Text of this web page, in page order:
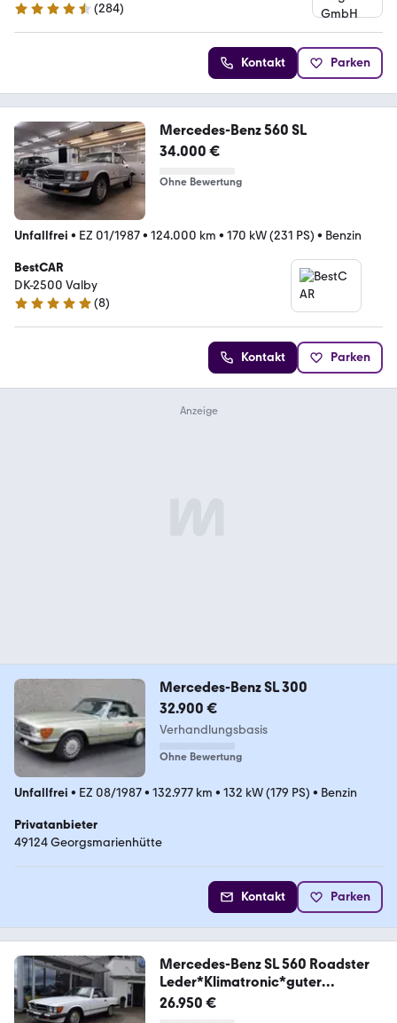
4.3 Sterne
(284)
Kontakt Parken
Mercedes-Benz 560 SL
34.000 €
Ohne Bewertung
Unfallfrei • EZ 01/1987• 124.000 km • 170 kW (231 PS) • Benzin
BestCAR
DK-2500 Valby
5 Sterne
(8)
Kontakt Parken
Mercedes-Benz SL 300
32.900 €
Verhandlungsbasis
Ohne Bewertung
Unfallfrei • EZ 08/1987• 132.977 km • 132 kW (179 PS) • Benzin
Privatanbieter
49124 Georgsmarienhütte
Kontakt Parken
Mercedes-Benz SL 560 Roadster
Leder*Klimatronic*guter
Zustand*
26.950 €